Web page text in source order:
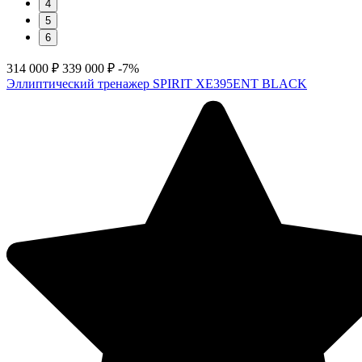
4
5
6
314 000 ₽ 339 000 ₽ -7%
Эллиптический тренажер SPIRIT XE395ENT BLACK